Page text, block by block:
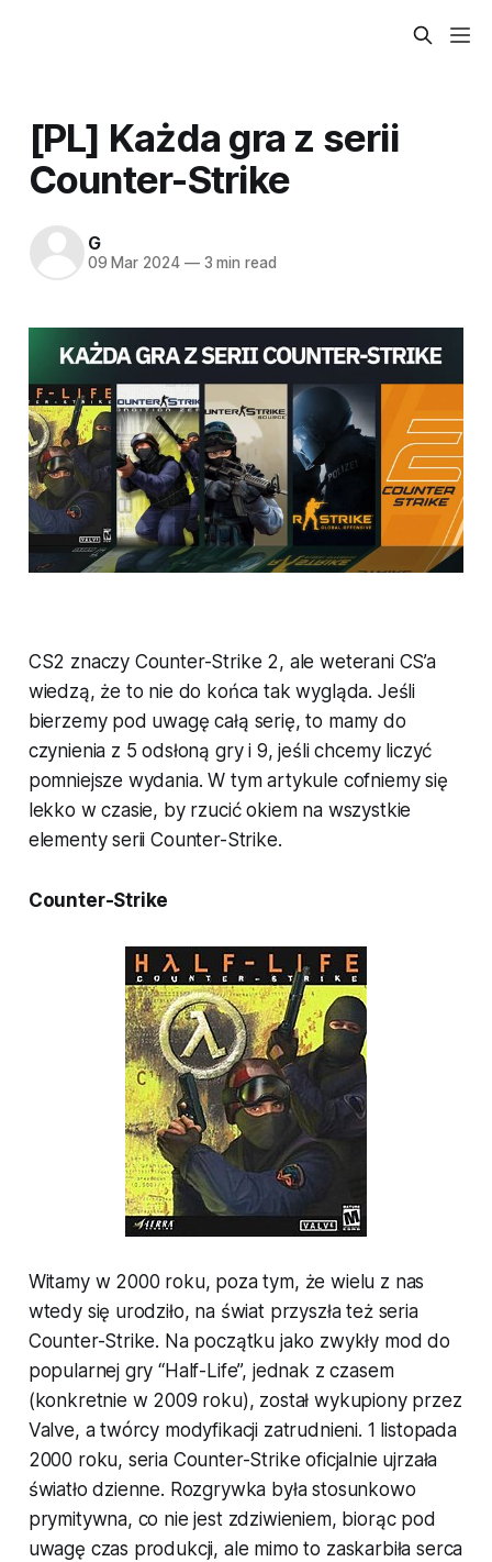
[PL] Każda gra z serii
Counter-Strike
G
09 Mar 2024 —3 min read
CS2 znaczy Counter-Strike 2, ale weterani CS’a
wiedzą, że to nie do końca tak wygląda. Jeśli
bierzemy pod uwagę całą serię, to mamy do
czynienia z 5 odsłoną gry i 9, jeśli chcemy liczyć
pomniejsze wydania. W tym artykule cofniemy się
lekko w czasie, by rzucić okiem na wszystkie
elementy serii Counter-Strike.
Counter-Strike
Witamy w 2000 roku, poza tym, że wielu z nas
wtedy się urodziło, na świat przyszła też seria
Counter-Strike. Na początku jako zwykły mod do
popularnej gry “Half-Life”, jednak z czasem
(konkretnie w 2009 roku), został wykupiony przez
Valve, a twórcy modyfikacji zatrudnieni. 1 listopada
2000 roku, seria Counter-Strike oficjalnie ujrzała
światło dzienne. Rozgrywka była stosunkowo
prymitywna, co nie jest zdziwieniem, biorąc pod
uwagę czas produkcji, ale mimo to zaskarbiła serca